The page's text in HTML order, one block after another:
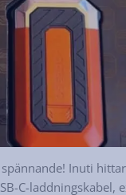
Inuti
C-laddningskabel,